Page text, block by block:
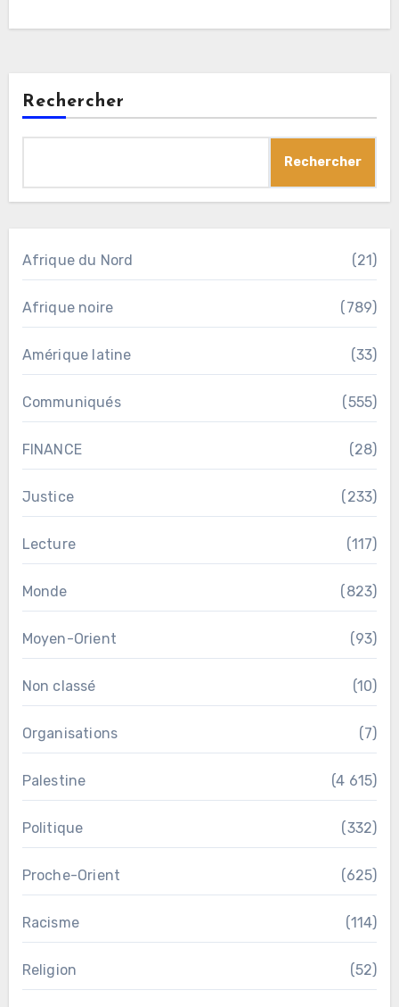
Rechercher
Rechercher
Afrique du Nord (21)
Afrique noire (789)
Amérique latine (33)
Communiqués (555)
FINANCE (28)
Justice (233)
Lecture (117)
Monde (823)
Moyen-Orient (93)
Non classé (10)
Organisations (7)
Palestine (4 615)
Politique (332)
Proche-Orient (625)
Racisme (114)
Religion (52)